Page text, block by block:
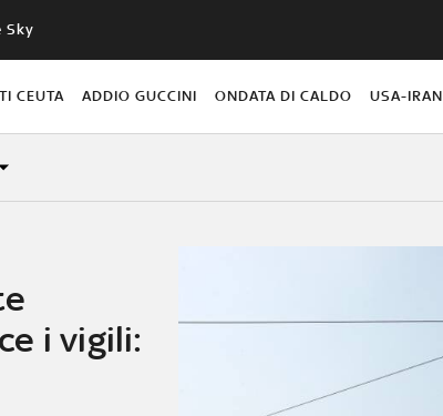
Sky
CEUTA ADDIO GUCCINI ONDATA DI CALDO USA-IRAN
i vigili: